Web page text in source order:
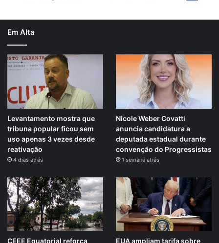
Em Alta
Levantamento mostra que
tribuna popular ficou sem
uso apenas 3 vezes desde
reativação
4 dias atrás
Nicole Weber Covatti
anuncia candidatura a
deputada estadual durante
convenção do Progressistas
1 semana atrás
CEEE Equatorial reforça EUA ampliam tarifa sobre